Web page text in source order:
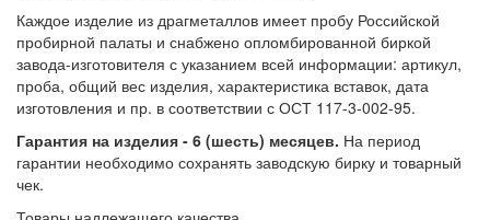
Каждое изделие из драгметаллов имеет пробу Российской
пробирной палаты и снабжено опломбированной биркой
завода-изготовителя с указанием всей информации: артикул,
проба, общий вес изделия, характеристика вставок, дата
изготовления и пр. в соответствии с ОСТ 117-3-002-95.
Гарантия на изделия - 6 (шесть) месяцев. На период
гарантии необходимо сохранять заводскую бирку и товарный
чек.